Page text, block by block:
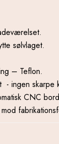
sølvlaget.
– Teflon.
- ingen skarpe
CNC